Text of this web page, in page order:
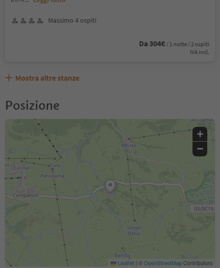
Massimo 4 ospiti
Da 304€ / 1 notte / 2 ospiti
IVA incl.
Mostra altre stanze
Posizione
+
−
Leaflet | ©OpenStreetMapContributors